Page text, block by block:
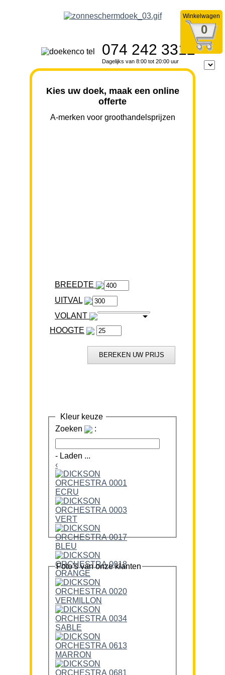
Winkelwagen
0
074 242 3312
Dagelijks van 8:00 tot 20:00 uur
Kies uw doek, maak een online
offerte
A-merken voor groothandelsprijzen
BREEDTE
VOLANT
HOOGTE
Kleur keuze
Zoeken
:
- Laden ...
‹
Foto’s van onze klanten